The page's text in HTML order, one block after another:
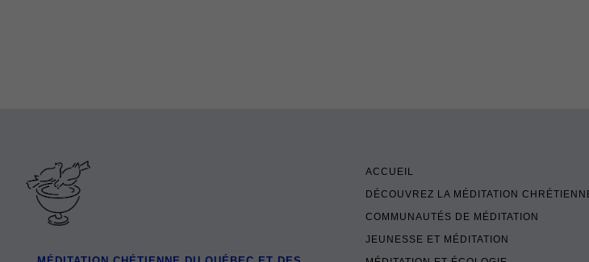
ACCUEIL
DÉCOUVREZ LA MÉDITATION
COMMUNAUTÉS DE MÉDITATION
JEUNESSE ET MÉDITATION